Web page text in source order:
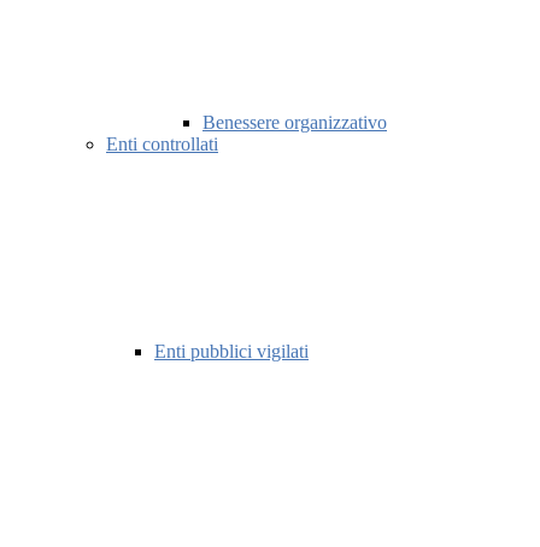
Benessere organizzativo
Enti controllati
Enti pubblici vigilati